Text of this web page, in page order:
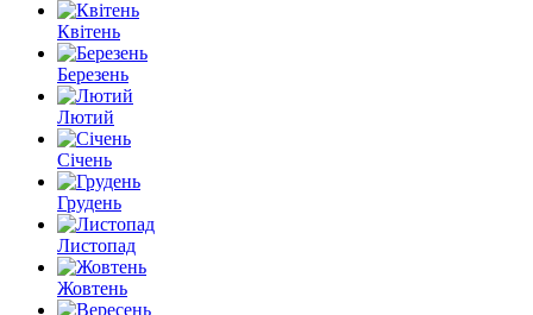
Квітень
Березень
Лютий
Січень
Грудень
Листопад
Жовтень